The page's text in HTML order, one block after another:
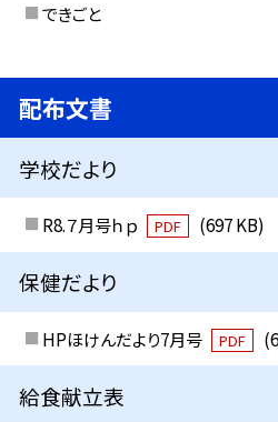
できごと
配布文書
学校だより
R8.７月号ｈｐ PDF (697 KB)
保健だより
HPほけんだより7月号 PDF
給食献立表